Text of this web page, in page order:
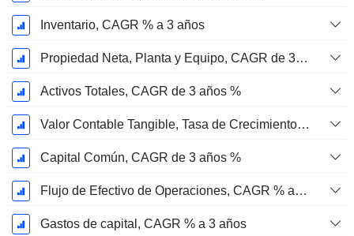
Inventario, CAGR % a 3 años
Propiedad Neta, Planta y Equipo, CAGR de 3 Años %
Activos Totales, CAGR de 3 años %
Valor Contable Tangible, Tasa de Crecimiento Anual Compuesta de 3 Años %
Capital Común, CAGR de 3 años %
Flujo de Efectivo de Operaciones, CAGR % a 3 años
Gastos de capital, CAGR % a 3 años